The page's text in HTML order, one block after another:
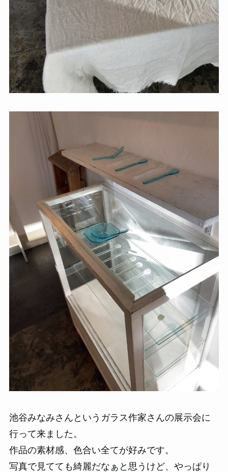
池谷みなみさんというガラス作家さんの展示会に
行って来ました。
作品の素材感、色合い全てが好みです。
写真で見てても綺麗だなぁと思うけど、やっぱり